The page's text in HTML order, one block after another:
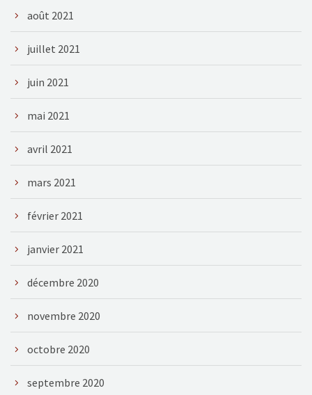
août 2021
juillet 2021
juin 2021
mai 2021
avril 2021
mars 2021
février 2021
janvier 2021
décembre 2020
novembre 2020
octobre 2020
septembre 2020